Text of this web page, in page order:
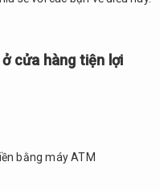
cửa hàng tiện lợi
bằng máy ATM